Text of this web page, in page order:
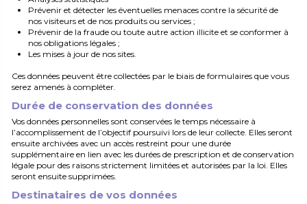
Prévenir et détecter les éventuelles menaces contre la sécurité de
nos visiteurs et de nos produits ou services ;
Prévenir de la fraude ou toute autre action illicite et se conformer à
nos obligations légales ;
Les mises à jour de nos sites.
Ces données peuvent être collectées par le biais de formulaires que vous
serez amenés à compléter.
Durée de conservation des données
Vos données personnelles sont conservées le temps nécessaire à
l’accomplissement de l’objectif poursuivi lors de leur collecte. Elles seront
ensuite archivées avec un accès restreint pour une durée
supplémentaire en lien avec les durées de prescription et de conservation
légale pour des raisons strictement limitées et autorisées par la loi. Elles
seront ensuite supprimées.
Destinataires de vos données